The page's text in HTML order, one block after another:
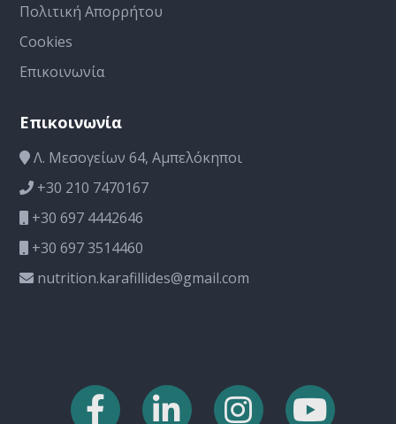
Πολιτική Απορρήτου
Cookies
Επικοινωνία
Επικοινωνία
Λ. Μεσογείων 64, Αμπελόκηποι
+30 210 7470167
+30 697 4442646
+30 697 3514460
nutrition.karafillides@gmail.com